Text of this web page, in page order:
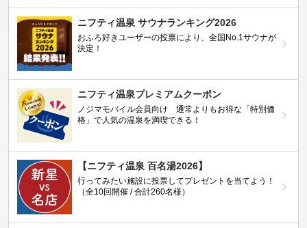
ニフティ温泉 サウナランキング2026
おふろ好きユーザーの投票により、全国No.1サウナが
決定！
ニフティ温泉プレミアムクーポン
ノジマモバイル会員向け 通常よりもお得な「特別価
格」で人気の温泉を満喫できる！
【ニフティ温泉 百名湯2026】
行ってみたい施設に投票してプレゼントを当てよう！
（全10回開催 / 合計260名様）